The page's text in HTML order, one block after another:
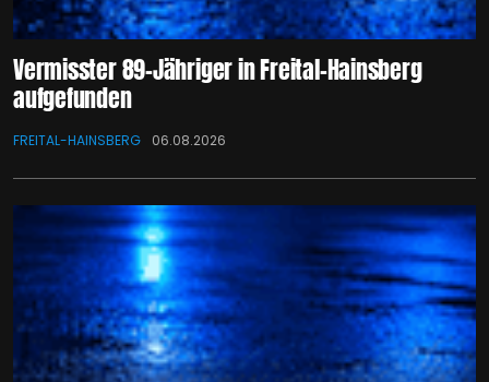
Vermisster 89-Jähriger in Freital-Hainsberg
aufgefunden
FREITAL-HAINSBERG 06.08.2026